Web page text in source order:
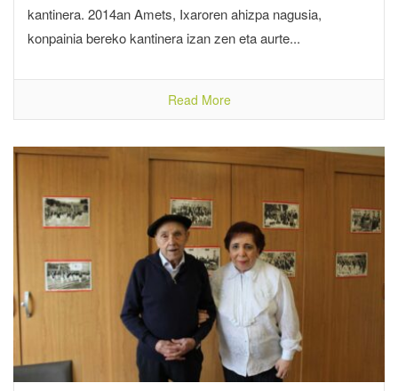
kantinera. 2014an Amets, Ixaroren ahizpa nagusia,
konpainia bereko kantinera izan zen eta aurte...
Read More